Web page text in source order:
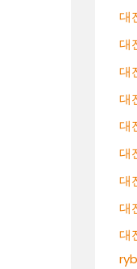
대
대
대
대
대
대
대
대
대